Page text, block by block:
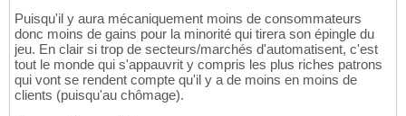
Puisqu'il y aura mécaniquement moins de consommateurs
donc moins de gains pour la minorité qui tirera son épingle du
jeu. En clair si trop de secteurs/marchés d'automatisent, c'est
tout le monde qui s'appauvrit y compris les plus riches patrons
qui vont se rendent compte qu'il y a de moins en moins de
clients (puisqu'au chômage).